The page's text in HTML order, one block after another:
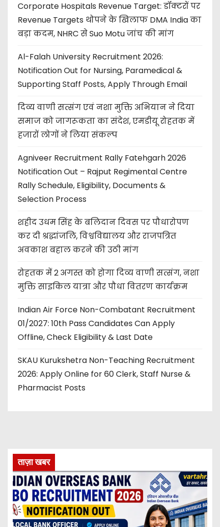
Corporate Hospitals Revenue Target: डॉक्टरों पर
Revenue Targets थोपने के खिलाफ DMA India का
बड़ा कदम, NHRC से Suo Motu जांच की मांग
Al-Falah University Recruitment 2026:
Notification Out for Nursing, Paramedical &
Supporting Staff Posts, Apply Through Email
दिव्य वाणी सत्संग एवं नशा मुक्ति अभियान ने दिया
समाज को जागरूकता का संदेश, एमडीयू रोहतक में
हजारों लोगों ने लिया संकल्प
Agniveer Recruitment Rally Fatehgarh 2026
Notification Out – Rajput Regimental Centre
Rally Schedule, Eligibility, Documents &
Selection Process
शहीद उधम सिंह के बलिदान दिवस पर पौधारोपण
कर दी श्रद्धांजलि, विश्वविद्यालय और राजपत्रित
अवकाश बहाल करने की उठी मांग
रोहतक में 2 अगस्त को होगा दिव्य वाणी सत्संग, नशा
मुक्ति साइकिल यात्रा और पौधा वितरण कार्यक्रम
Indian Air Force Non-Combatant Recruitment
01/2027: 10th Pass Candidates Can Apply
Offline, Check Eligibility & Last Date
SKAU Kurukshetra Non-Teaching Recruitment
2026: Apply Online for 60 Clerk, Staff Nurse &
Pharmacist Posts
ताज़ा खबर